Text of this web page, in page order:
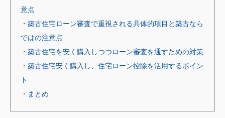
意点
・築古住宅ローン審査で重視される具体的項目と築古なら
ではの注意点
・築古住宅を安く購入しつつローン審査を通すための対策
・築古住宅安く購入し、住宅ローン控除を活用するポイン
ト
・まとめ